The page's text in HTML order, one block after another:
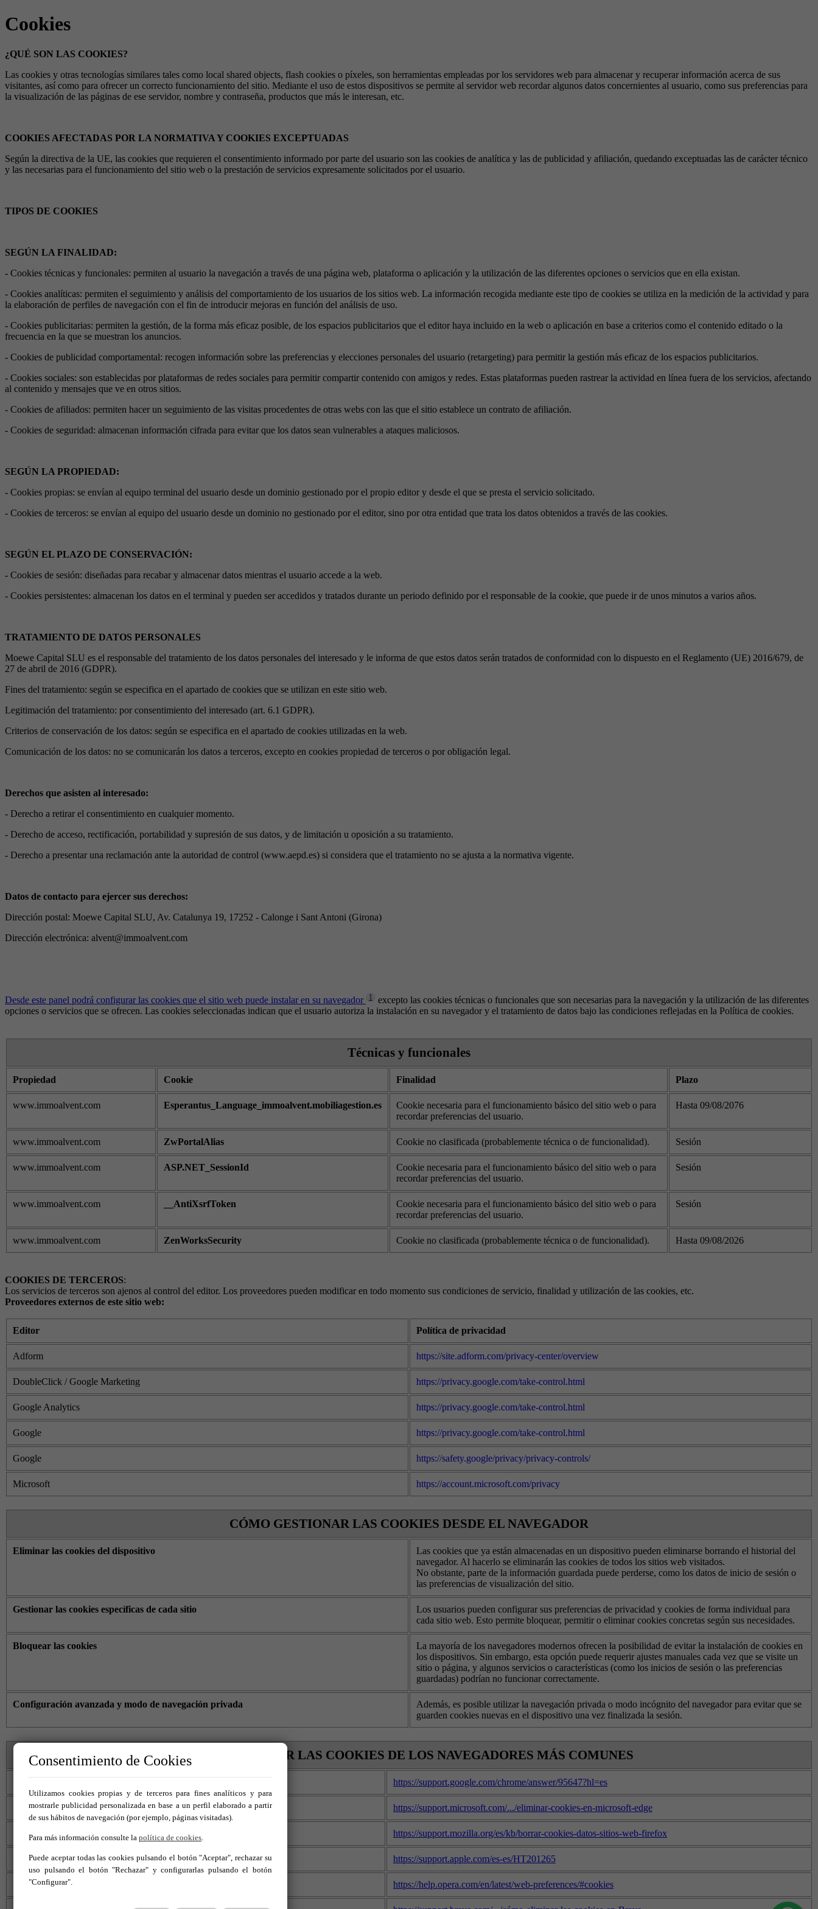
Cookies
¿QUÉ SON LAS COOKIES?
Las cookies y otras tecnologías similares tales como local shared objects, flash cookies o píxeles, son herramientas empleadas por los servidores web para almacenar y recuperar información acerca de sus
visitantes, así como para ofrecer un correcto funcionamiento del sitio. Mediante el uso de estos dispositivos se permite al servidor web recordar algunos datos concernientes al usuario, como sus preferencias para
la visualización de las páginas de ese servidor, nombre y contraseña, productos que más le interesan, etc.
COOKIES AFECTADAS POR LA NORMATIVA Y COOKIES EXCEPTUADAS
Según la directiva de la UE, las cookies que requieren el consentimiento informado por parte del usuario son las cookies de analítica y las de publicidad y afiliación, quedando exceptuadas las de carácter técnico
y las necesarias para el funcionamiento del sitio web o la prestación de servicios expresamente solicitados por el usuario.
TIPOS DE COOKIES
SEGÚN LA FINALIDAD:
- Cookies técnicas y funcionales: permiten al usuario la navegación a través de una página web, plataforma o aplicación y la utilización de las diferentes opciones o servicios que en ella existan.
- Cookies analíticas: permiten el seguimiento y análisis del comportamiento de los usuarios de los sitios web. La información recogida mediante este tipo de cookies se utiliza en la medición de la actividad y para
la elaboración de perfiles de navegación con el fin de introducir mejoras en función del análisis de uso.
- Cookies publicitarias: permiten la gestión, de la forma más eficaz posible, de los espacios publicitarios que el editor haya incluido en la web o aplicación en base a criterios como el contenido editado o la
frecuencia en la que se muestran los anuncios.
- Cookies de publicidad comportamental: recogen información sobre las preferencias y elecciones personales del usuario (retargeting) para permitir la gestión más eficaz de los espacios publicitarios.
- Cookies sociales: son establecidas por plataformas de redes sociales para permitir compartir contenido con amigos y redes. Estas plataformas pueden rastrear la actividad en línea fuera de los servicios, afectando
al contenido y mensajes que ve en otros sitios.
- Cookies de afiliados: permiten hacer un seguimiento de las visitas procedentes de otras webs con las que el sitio establece un contrato de afiliación.
- Cookies de seguridad: almacenan información cifrada para evitar que los datos sean vulnerables a ataques maliciosos.
SEGÚN LA PROPIEDAD:
- Cookies propias: se envían al equipo terminal del usuario desde un dominio gestionado por el propio editor y desde el que se presta el servicio solicitado.
- Cookies de terceros: se envían al equipo del usuario desde un dominio no gestionado por el editor, sino por otra entidad que trata los datos obtenidos a través de las cookies.
SEGÚN EL PLAZO DE CONSERVACIÓN:
- Cookies de sesión: diseñadas para recabar y almacenar datos mientras el usuario accede a la web.
- Cookies persistentes: almacenan los datos en el terminal y pueden ser accedidos y tratados durante un periodo definido por el responsable de la cookie, que puede ir de unos minutos a varios años.
TRATAMIENTO DE DATOS PERSONALES
Moewe Capital SLU es el responsable del tratamiento de los datos personales del interesado y le informa de que estos datos serán tratados de conformidad con lo dispuesto en el Reglamento (UE) 2016/679, de
27 de abril de 2016 (GDPR).
Fines del tratamiento: según se especifica en el apartado de cookies que se utilizan en este sitio web.
Legitimación del tratamiento: por consentimiento del interesado (art. 6.1 GDPR).
Criterios de conservación de los datos: según se especifica en el apartado de cookies utilizadas en la web.
Comunicación de los datos: no se comunicarán los datos a terceros, excepto en cookies propiedad de terceros o por obligación legal.
Derechos que asisten al interesado:
- Derecho a retirar el consentimiento en cualquier momento.
- Derecho de acceso, rectificación, portabilidad y supresión de sus datos, y de limitación u oposición a su tratamiento.
- Derecho a presentar una reclamación ante la autoridad de control (www.aepd.es) si considera que el tratamiento no se ajusta a la normativa vigente.
Datos de contacto para ejercer sus derechos:
Dirección postal: Moewe Capital SLU, Av. Catalunya 19, 17252 - Calonge i Sant Antoni (Girona)
Dirección electrónica: alvent@immoalvent.com
Desde este panel podrá configurar las cookies que el sitio web puede instalar en su navegador 1
excepto las cookies técnicas o funcionales que son necesarias para la navegación y la utilización de las diferentes
opciones o servicios que se ofrecen. Las cookies seleccionadas indican que el usuario autoriza la instalación en su navegador y el tratamiento de datos bajo las condiciones reflejadas en la Política de cookies.
Técnicas y funcionales
Propiedad Cookie Finalidad Plazo
www.immoalvent.com Esperantus_Language_immoalvent.mobiliagestion.es
Cookie necesaria para el funcionamiento básico del sitio web o para
recordar preferencias del usuario.
Hasta 09/08/2076
www.immoalvent.com ZwPortalAlias Cookie no clasificada (probablemente técnica o de funcionalidad). Sesión
www.immoalvent.com ASP.NET_SessionId
Cookie necesaria para el funcionamiento básico del sitio web o para
recordar preferencias del usuario.
Sesión
www.immoalvent.com __AntiXsrfToken
Cookie necesaria para el funcionamiento básico del sitio web o para
recordar preferencias del usuario.
Sesión
www.immoalvent.com ZenWorksSecurity Cookie no clasificada (probablemente técnica o de funcionalidad). Hasta 09/08/2026
COOKIES DE TERCEROS:
Los servicios de terceros son ajenos al control del editor. Los proveedores pueden modificar en todo momento sus condiciones de servicio, finalidad y utilización de las cookies, etc.
Proveedores externos de este sitio web:
Editor Política de privacidad
Adform https://site.adform.com/privacy-center/overview
DoubleClick / Google Marketing https://privacy.google.com/take-control.html
Google Analytics https://privacy.google.com/take-control.html
Google https://privacy.google.com/take-control.html
Google https://safety.google/privacy/privacy-controls/
Microsoft https://account.microsoft.com/privacy
CÓMO GESTIONAR LAS COOKIES DESDE EL NAVEGADOR
Eliminar las cookies del dispositivo
Las cookies que ya están almacenadas en un dispositivo pueden eliminarse borrando el historial del
navegador. Al hacerlo se eliminarán las cookies de todos los sitios web visitados.
No obstante, parte de la información guardada puede perderse, como los datos de inicio de sesión o
las preferencias de visualización del sitio.
Gestionar las cookies específicas de cada sitio
Los usuarios pueden configurar sus preferencias de privacidad y cookies de forma individual para
cada sitio web. Esto permite bloquear, permitir o eliminar cookies concretas según sus necesidades.
Bloquear las cookies
La mayoría de los navegadores modernos ofrecen la posibilidad de evitar la instalación de cookies en
los dispositivos. Sin embargo, esta opción puede requerir ajustes manuales cada vez que se visite un
sitio o página, y algunos servicios o características (como los inicios de sesión o las preferencias
guardadas) podrían no funcionar correctamente.
Configuración avanzada y modo de navegación privada
Además, es posible utilizar la navegación privada o modo incógnito del navegador para evitar que se
guarden cookies nuevas en el dispositivo una vez finalizada la sesión.
CÓMO ELIMINAR LAS COOKIES DE LOS NAVEGADORES MÁS COMUNES
https://support.google.com/chrome/answer/95647?hl=es
Microsoft Edge https://support.microsoft.com/.../eliminar-cookies-en-microsoft-edge
Mozilla Firefox https://support.mozilla.org/es/kb/borrar-cookies-datos-sitios-web-firefox
Safari (macOS / iOS) https://support.apple.com/es-es/HT201265
Opera https://help.opera.com/en/latest/web-preferences/#cookies
Consentimiento de Cookies
Utilizamos cookies propias y de terceros para fines analíticos y para
mostrarle publicidad personalizada en base a un perfil elaborado a partir
de sus hábitos de navegación (por ejemplo, páginas visitadas).
Para más información consulte la política de cookies.
Puede aceptar todas las cookies pulsando el botón "Aceptar", rechazar su
uso pulsando el botón "Rechazar" y configurarlas pulsando el botón
"Configurar".